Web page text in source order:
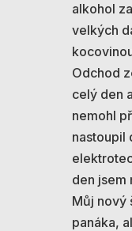
alkohol
velkých
Odchod
celý den
nemohl
nastoupil
den jsem
Můj nový
panáka,